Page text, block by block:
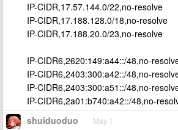
IP-CIDR,17.57.144.0/22,no-resolve
IP-CIDR,17.188.128.0/18,no-resolve
IP-CIDR,17.188.20.0/23,no-resolve
IP-CIDR6,2620:149:a44::/48,no-
IP-CIDR6,2403:300:a42::/48,no-
IP-CIDR6,2403:300:a51::/48,no-
IP-CIDR6,2a01:b740:a42::/48,no-
shuiduoduo May 1